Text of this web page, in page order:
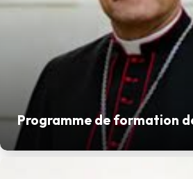
Programme de formation